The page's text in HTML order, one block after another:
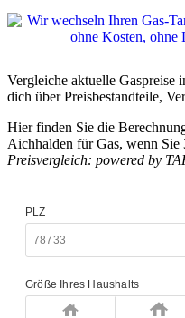
Vergleiche aktuelle
dich über Preisbestandteile,
Hier finden Sie die
Aichhalden für Gas, wenn Sie
Preisvergleich: powered by